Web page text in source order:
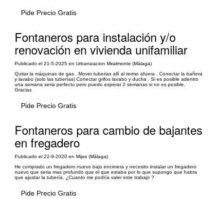
Pide Precio Gratis
Fontaneros para instalación y/o
renovación en vivienda unifamiliar
Publicado el 21-5-2025 en Urbanizacion Miralmonte (Málaga)
Quitar la máquinas de gas . Mover tuberias allí al termo afuera . Conectar la bañera
y lavabo (solo las tuberías) Conectar grifos lavabo y ducha . Si es posible adentro
una semana seria perfecto pero puedo esperar 2 semanas si no es posible.
Gracias
Pide Precio Gratis
Fontaneros para cambio de bajantes
en fregadero
Publicado el 22-9-2020 en Mijas (Málaga)
He comprado un fregadero nuevo bajo encimera y necesito instalar un fregadero
nuevo que seria mas profundo que el que estaba por lo que supongo que habra
que ajustar la tubería. ¿Cuanto me podría valer este trabajo ?
Pide Precio Gratis